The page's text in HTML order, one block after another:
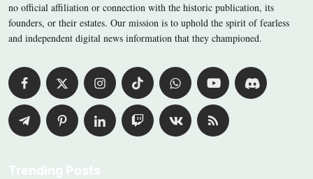
no official affiliation or connection with the historic publication, its
founders, or their estates. Our mission is to uphold the spirit of fearless
and independent digital news information that they championed.
Trending Posts